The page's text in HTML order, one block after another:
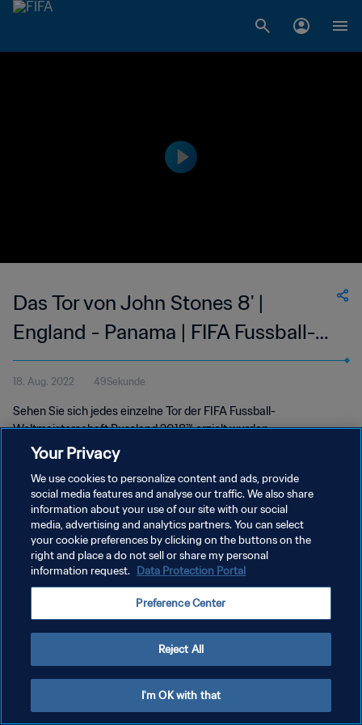
Das Tor von John Stones 8' |
England - Panama | FIFA Fussball-
Weltmeisterschaft Russland 2018™
18. Aug. 2022 49Sekunde
Sehen Sie sich jedes einzelne Tor der FIFA Fussball-
Weltmeisterschaft Russland 2018™ erzielt wurden.
DATENSCHUTZ
NUTZUNGSBEDINGUNGEN
COOKIE-EINSTELLUNGEN VERWALTEN
Your Privacy
We use cookies to personalize content and ads, provide
social media features and analyse our traffic. We also share
information about your use of our site with our social
media, advertising and analytics partners. You can select
your cookie preferences by clicking on the buttons on the
right and place a do not sell or share my personal
information request. Data Protection Portal
Preference Center
Reject All
I'm OK with that